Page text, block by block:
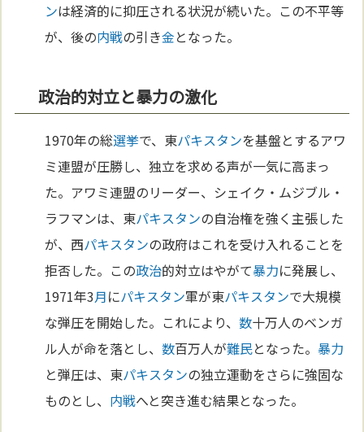
ンは経済的に抑圧される状況が続いた。この不平等
が、後の内戦の引き金となった。
政治的対立と暴力の激化
1970年の総選挙で、東パキスタンを基盤とするアワ
ミ連盟が圧勝し、独立を求める声が一気に高まっ
た。アワミ連盟のリーダー、シェイク・ムジブル・
ラフマンは、東パキスタンの自治権を強く主張した
が、西パキスタンの政府はこれを受け入れることを
拒否した。この政治的対立はやがて暴力に発展し、
1971年3月にパキスタン軍が東パキスタンで大規模
な弾圧を開始した。これにより、数十万人のベンガ
ル人が命を落とし、数百万人が難民となった。暴力
と弾圧は、東パキスタンの独立運動をさらに強固な
ものとし、 内戦へと突き進む結果となった。